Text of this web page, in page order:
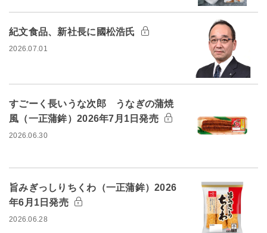
紀文食品、新社長に國松浩氏
2026.07.01
すごーく長いうな次郎 うなぎの蒲焼
風（一正蒲鉾）2026年7月1日発売
2026.06.30
旨みぎっしりちくわ（一正蒲鉾）2026
年6月1日発売
2026.06.28